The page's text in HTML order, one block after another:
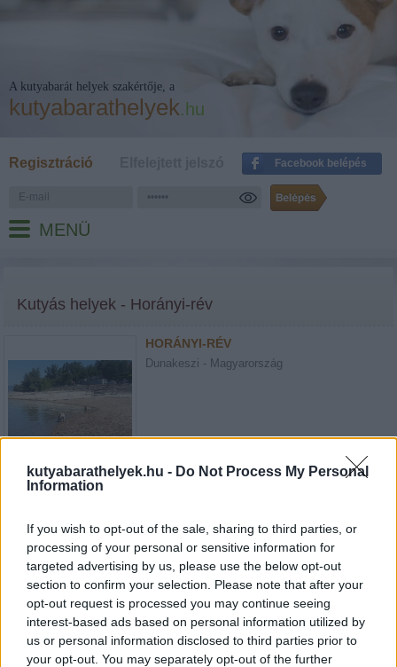
kutyabarathelyek.hu - Do Not Process My Personal
Information
If you wish to opt-out of the sale, sharing to third parties, or
processing of your personal or sensitive information for
targeted advertising by us, please use the below opt-out
section to confirm your selection. Please note that after your
opt-out request is processed you may continue seeing
interest-based ads based on personal information utilized by
us or personal information disclosed to third parties prior to
your opt-out. You may separately opt-out of the further
A kutyabarát helyek szakértője, a
kutyabarathelyek.hu
Regisztráció Facebook belépés
MENÜ
Kutyás helyek - Horányi-rév
HORÁNYI-RÉV
Dunakeszi - Magyarország
Kutyás strand / vízpart
A Horányi Rév melletti partszakaszon a kutyák a vízben, a
gazdik a parton hűsölhetnek a meleg napokon. A part mellett
büfék is várják a gazdikat.
További adatok
Település:Dunakeszi
Rév út 1